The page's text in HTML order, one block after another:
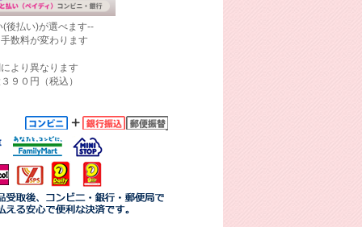
後払い)が選べます--
数料が変わります
より異なります
９０円（税込）